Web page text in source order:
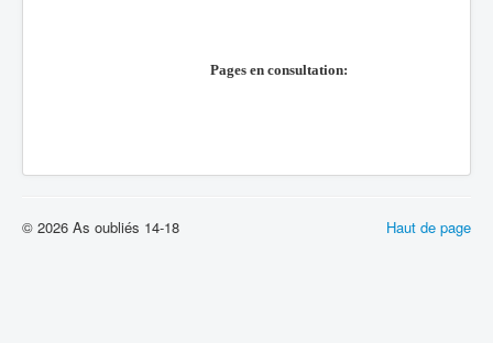
Pages en consultation:
Haut de page
© 2026 As oubliés 14-18